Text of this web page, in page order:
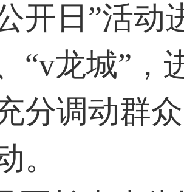
开日”活动
“v龙城”，
分调动群
。